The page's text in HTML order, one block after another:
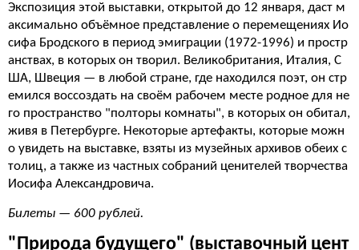
Экспозиция этой выставки, открытой до 12 января, даст м
аксимально объёмное представление о перемещениях Ио
сифа Бродского в период эмиграции (1972-1996) и простр
анствах, в которых он творил. Великобритания, Италия, С
ША, Швеция — в любой стране, где находился поэт, он стр
емился воссоздать на своём рабочем месте родное для не
го пространство "полторы комнаты", в которых он обитал,
живя в Петербурге. Некоторые артефакты, которые можн
о увидеть на выставке, взяты из музейных архивов обеих с
толиц, а также из частных собраний ценителей творчества
Иосифа Александровича.
Билеты — 600 рублей.
"Природа будущего" (выставочный цент